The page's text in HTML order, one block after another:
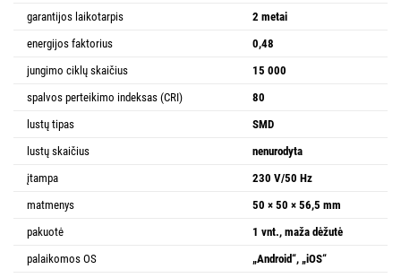
garantijos laikotarpis
2 metai
energijos faktorius
0,48
jungimo ciklų skaičius
15 000
spalvos perteikimo indeksas (CRI)
80
lustų tipas
SMD
lustų skaičius
nenurodyta
įtampa
230 V/50 Hz
matmenys
50 × 50 × 56,5 mm
pakuotė
1 vnt., maža dėžutė
palaikomos OS
„Android“, „iOS“